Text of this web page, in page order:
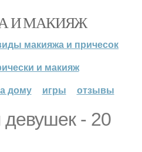
И МАКИЯЖ
макияжа и причесок
и макияж
дому
игры отзывы
- 20